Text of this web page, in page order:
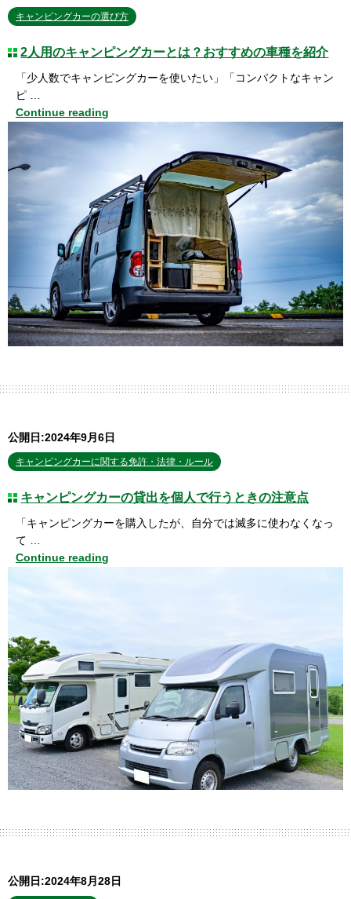
キャンピングカーの選び方
2人用のキャンピングカーとは？おすすめの車種を紹介
「少人数でキャンピングカーを使いたい」「コンパクトなキャン
ピ …
Continue reading
公開日:2024年9月6日
キャンピングカーに関する免許・法律・ルール
キャンピングカーの貸出を個人で行うときの注意点
「キャンピングカーを購入したが、自分では滅多に使わなくなっ
て …
Continue reading
公開日:2024年8月28日